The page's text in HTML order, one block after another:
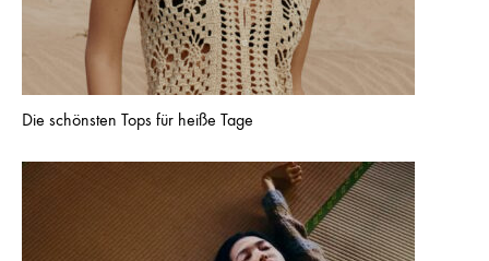
Die schönsten Tops für heiße Tage